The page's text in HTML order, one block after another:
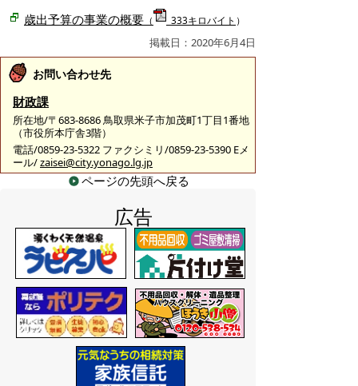
歳出予算の事業の概要 （ 333キロバイト ）
掲載日：2020年6月4日
お問い合わせ先
財政課
所在地/〒683-8686 鳥取県米子市加茂町1丁目1番地
（市役所本庁舎3階）
電話/0859-23-5322 ファクシミリ/0859-23-5390 Eメ
ール/zaisei@city.yonago.lg.jp
ページの先頭へ戻る
広告